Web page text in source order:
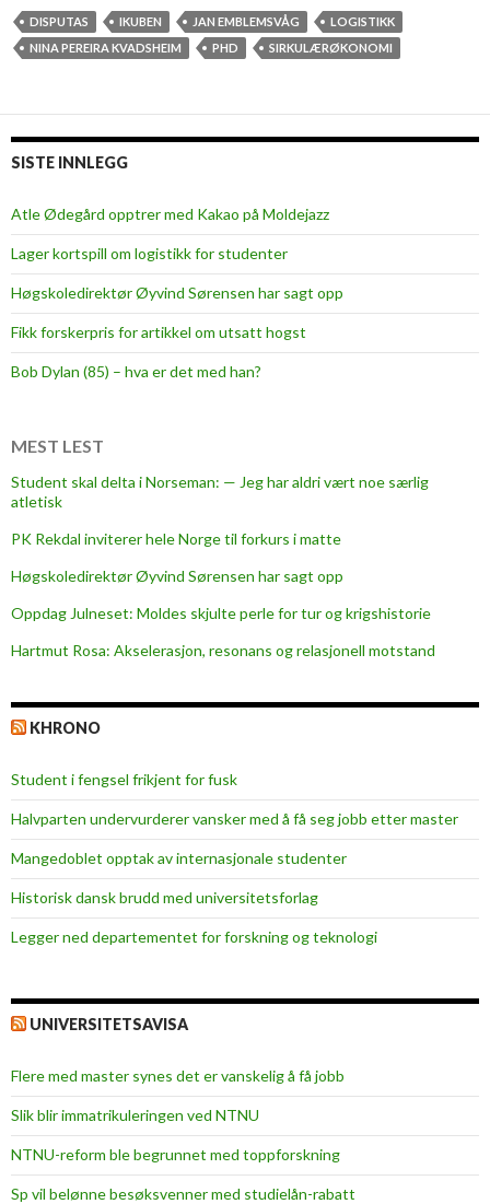
å
s
i
t
e
h
e
m
m
e
r
s
a
v
h
a
n
d
m
i
r
u
l
r
o
o
m
DISPUTAS IKUBEN JAN EMBLEMSVÅG
LOGISTIKK
NINA PEREIRA KVADSHEIM
PHD SIRKULÆRØKONOMI
SISTE INNLEGG
Atle Ødegård opptrer med Kakao på Moldejazz
Lager kortspill om logistikk for studenter
Høgskoledirektør Øyvind Sørensen har sagt opp
Fikk forskerpris for artikkel om utsatt hogst
Bob Dylan (85) – hva er det med han?
MEST LEST
Student skal delta i Norseman: — Jeg har aldri vært noe særlig
atletisk
PK Rekdal inviterer hele Norge til forkurs i matte
Høgskoledirektør Øyvind Sørensen har sagt opp
Oppdag Julneset: Moldes skjulte perle for tur og krigshistorie
Hartmut Rosa: Akselerasjon, resonans og relasjonell motstand
KHRONO
Student i fengsel frikjent for fusk
Halvparten undervurderer vansker med å få seg jobb etter master
Mangedoblet opptak av internasjonale studenter
Historisk dansk brudd med universitetsforlag
Legger ned departementet for forskning og teknologi
UNIVERSITETSAVISA
Flere med master synes det er vanskelig å få jobb
Slik blir immatrikuleringen ved NTNU
NTNU-reform ble begrunnet med toppforskning
Sp vil belønne besøksvenner med studielån-rabatt